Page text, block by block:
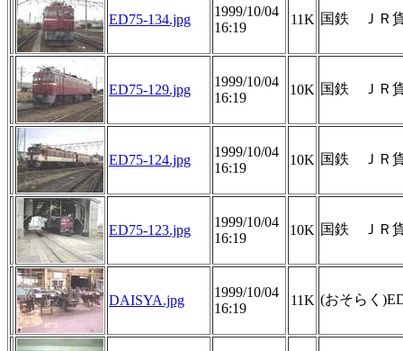
ED75-134.jpg
1999/10/04
16:19
11K 国鉄 ＪＲ
ED75-129.jpg
1999/10/04
16:19
10K 国鉄 ＪＲ
ED75-124.jpg
1999/10/04
16:19
10K 国鉄 ＪＲ
ED75-123.jpg
1999/10/04
16:19
10K 国鉄 ＪＲ
DAISYA.jpg
1999/10/04
16:19
11K (おそらく